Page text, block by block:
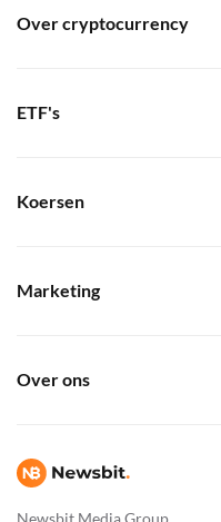
Newsbit Media Group
Over cryptocurrency
ETF's
Koersen
Marketing
Over ons